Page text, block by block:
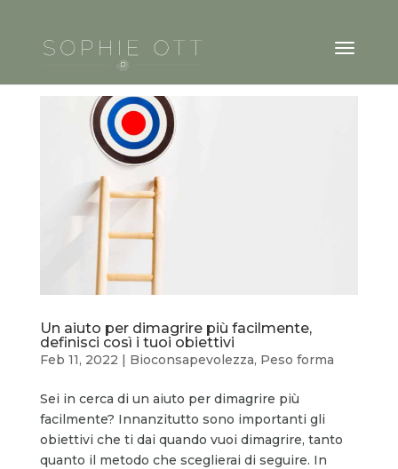
Un aiuto per dimagrire più facilmente,
definisci così i tuoi obiettivi
Feb 11, 2022 | Bioconsapevolezza, Peso forma
Sei in cerca di un aiuto per dimagrire più
facilmente? Innanzitutto sono importanti gli
obiettivi che ti dai quando vuoi dimagrire, tanto
quanto il metodo che sceglierai di seguire. In